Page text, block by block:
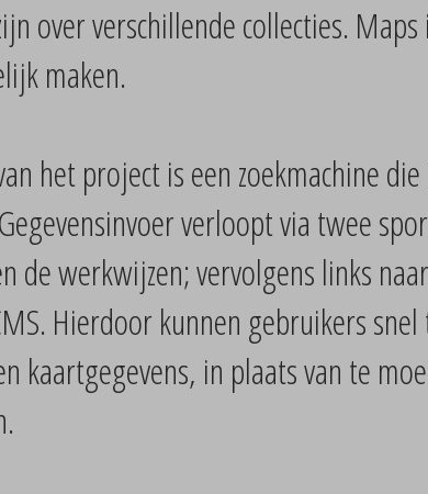
over verschillende collecties.
maken.
het project is een zoekmachine
verloopt via twee
de werkwijzen; vervolgens links
Hierdoor kunnen gebruikers
kaartgegevens, in plaats van te